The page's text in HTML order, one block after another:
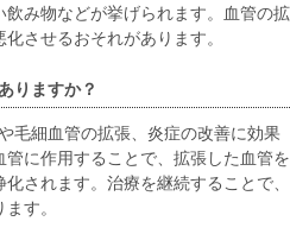
み物などが挙げられます。血管の拡
させるおそれがあります。
りますか？
毛細血管の拡張、炎症の改善に効果
に作用することで、拡張した血管を
されます。治療を継続することで、
す。